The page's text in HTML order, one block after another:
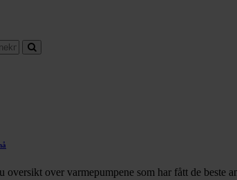
oversikt over varmepumpene som har fått de